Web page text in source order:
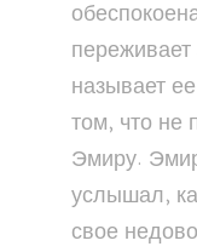
называет
том, что не
Эмиру.
услышал,
свое